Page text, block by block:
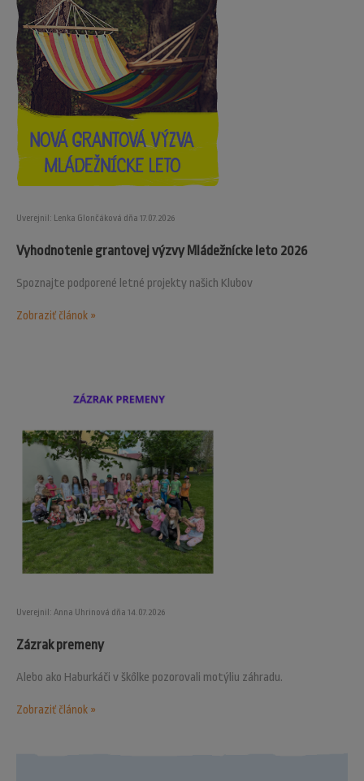
Uverejnil: Lenka Glončáková dňa 17.07.2026
Vyhodnotenie grantovej výzvy Mládežnícke leto 2026
Spoznajte podporené letné projekty našich Klubov
Zobraziť článok »
Uverejnil: Anna Uhrinová dňa 14.07.2026
Zázrak premeny
Alebo ako Haburkáči v škôlke pozorovali motýliu záhradu.
Zobraziť článok »